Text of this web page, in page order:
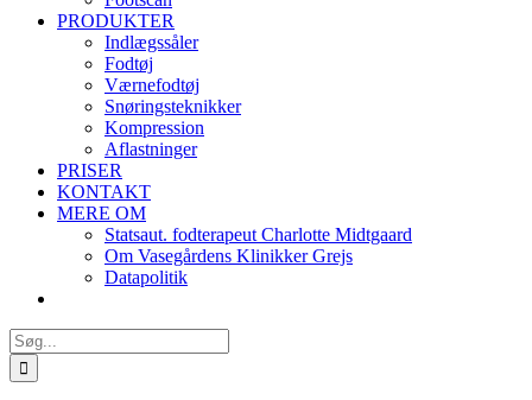
PRODUKTER
Indlægssåler
Fodtøj
Værnefodtøj
Snøringsteknikker
Kompression
Aflastninger
PRISER
KONTAKT
MERE OM
Statsaut. fodterapeut Charlotte Midtgaard
Om Vasegårdens Klinikker Grejs
Datapolitik
Søg
efter: